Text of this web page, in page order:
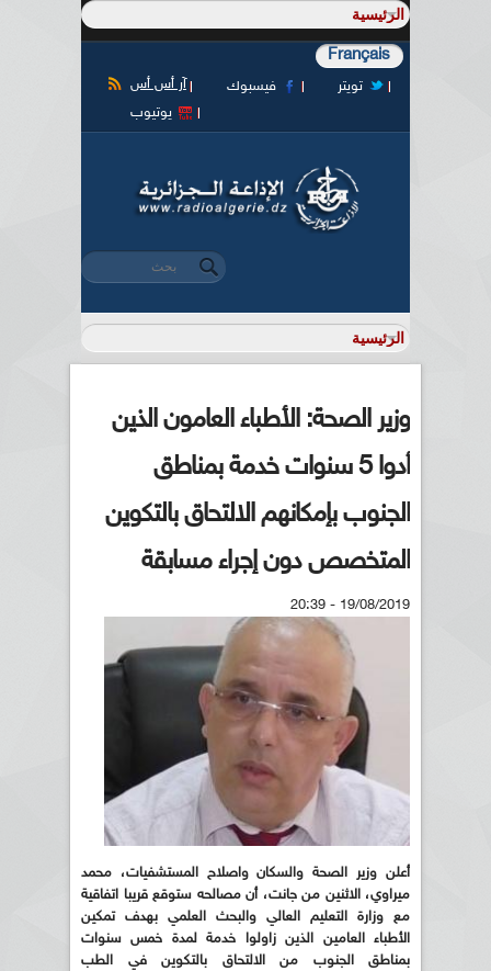
Français
آر أس أس فيسبوك
تويتر
يوتيوب
استمارة البحث
‏بحث ‏
وزير الصحة: الأطباء العامون الذين
أدوا 5 سنوات خدمة بمناطق
الجنوب بإمكانهم الالتحاق بالتكوين
المتخصص دون إجراء مسابقة
19/08/2019 - 20:39
أعلن وزير الصحة والسكان واصلاح المستشفيات، محمد
ميراوي، الاثنين من جانت، أن مصالحه ستوقع قريبا اتفاقية
مع وزارة التعليم العالي والبحث العلمي بهدف تمكين
الأطباء العامين الذين زاولوا خدمة لمدة خمس سنوات
بمناطق الجنوب من الالتحاق بالتكوين في الطب